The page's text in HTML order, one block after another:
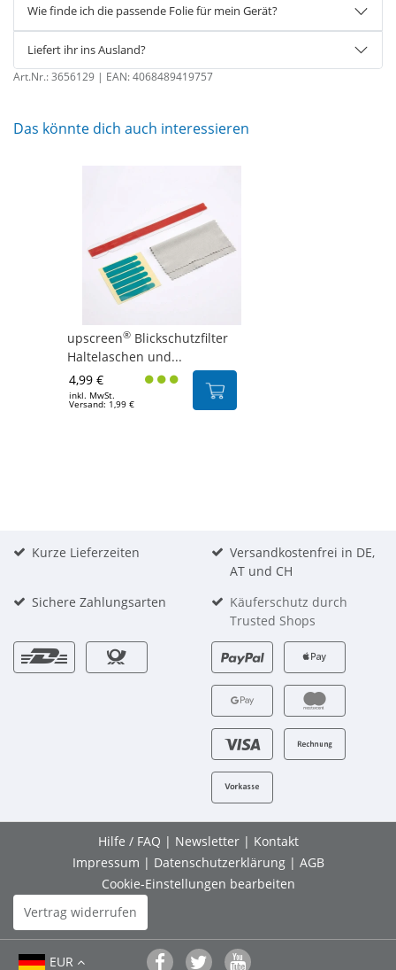
Wie finde ich die passende Folie für mein Gerät?
Liefert ihr ins Ausland?
Art.Nr.:3656129 | EAN:4068489419757
Das könnte dich auch interessieren
upscreen® Blickschutzfilter
Haltelaschen und...
4,99 €
inkl. MwSt.
Versand: 1,99 €
Kurze Lieferzeiten
Versandkostenfrei in DE,
AT und CH
Sichere Zahlungsarten
Käuferschutz durch
Trusted Shops
Hilfe / FAQ | Newsletter | Kontakt
Impressum | Datenschutzerklärung | AGB
Cookie-Einstellungen bearbeiten
Vertrag widerrufen
EUR